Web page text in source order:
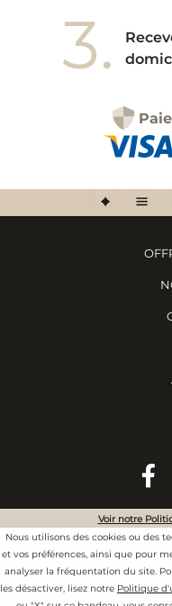
3.
©2020
CONDITIONS
Voir notre
Nous utilisons des cookies ou des
et vos préférences, ainsi que pour
analyser la fréquentation du site.
les désactiver, lisez notre Politique